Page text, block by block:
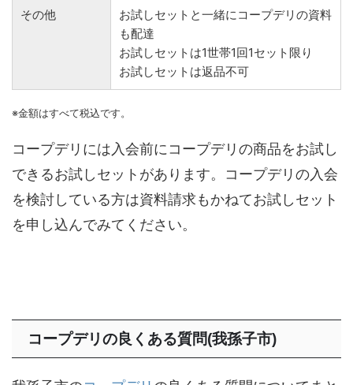
その他
お試しセットと一緒にコープデリの資料
も配達
お試しセットは1世帯1回1セット限り
お試しセットは返品不可
※金額はすべて税込です。
コープデリには入会前にコープデリの商品をお試し
できるお試しセットがあります。コープデリの入会
を検討している方は資料請求もかねてお試しセット
を申し込んでみてください。
コープデリの良くある質問(我孫子市)